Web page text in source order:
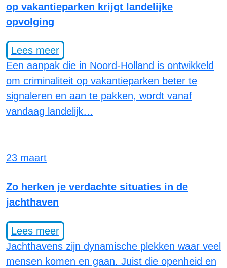
op vakantieparken krijgt landelijke
opvolging
Lees meer
Een aanpak die in Noord-Holland is ontwikkeld
om criminaliteit op vakantieparken beter te
signaleren en aan te pakken, wordt vanaf
vandaag landelijk…
23 maart
Zo herken je verdachte situaties in de
jachthaven
Lees meer
Jachthavens zijn dynamische plekken waar veel
mensen komen en gaan. Juist die openheid en